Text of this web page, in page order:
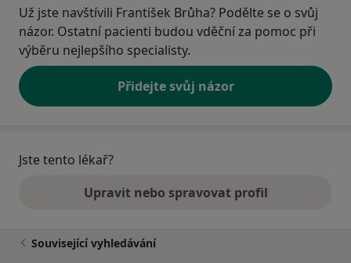
Už jste navštívili František Brůha? Podělte se o svůj
názor. Ostatní pacienti budou vděční za pomoc při
výběru nejlepšího specialisty.
Přidejte svůj názor
Jste tento lékař?
Upravit nebo spravovat profil
Související vyhledávání